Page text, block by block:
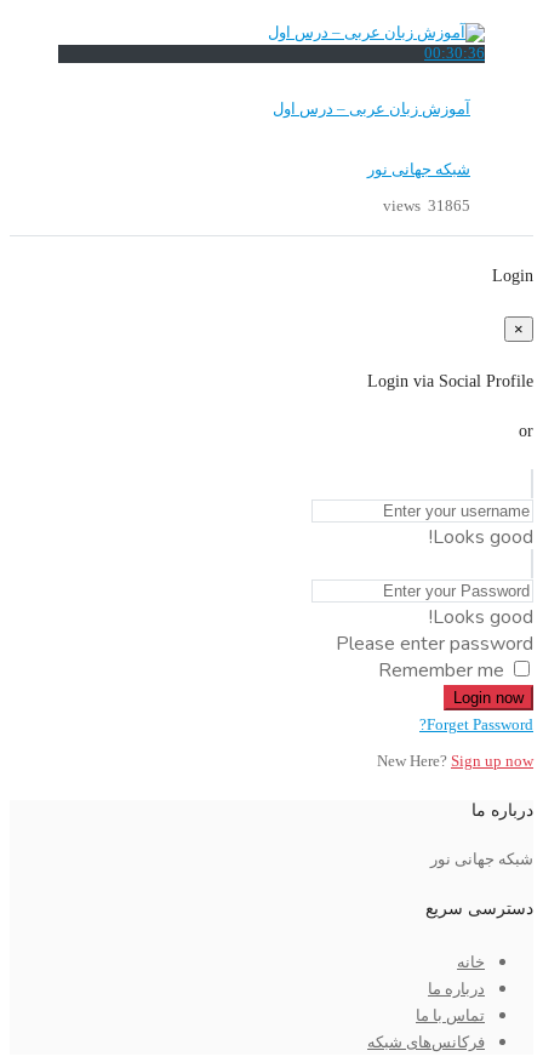
00:30:36
آموزش زبان عربی – درس اول
شبکه جهانی نور
31865 views
Login
×
Login via Social Profile
or
Looks good!
Looks good!
Please enter password
Remember me
Login now
Forget Password?
New Here? Sign up now
درباره ما
شبکه جهانی نور
دسترسی سریع
خانه
درباره ما
تماس با ما
فرکانس‌های شبکه